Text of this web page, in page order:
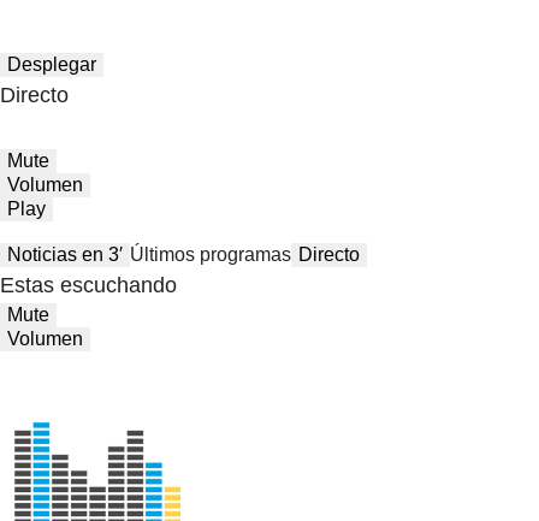
Desplegar
Directo
Mute
Volumen
Play
Noticias en 3′ Últimos programas Directo
Estas escuchando
Mute
Volumen